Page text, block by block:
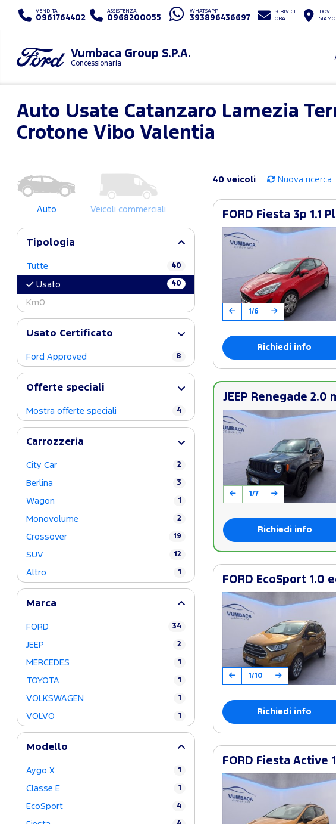
VENDITA
0961764402
ASSISTENZA
0968200055
WHATSAPP
393896436697
SCRIVICI
ORA
DOVE
SIAMO
Vumbaca Group S.P.A.
Concessionaria
Auto Usate Catanzaro Lamezia
Crotone Vibo Valentia
Auto Veicoli commerciali
Tipologia
Tutte 40
Usato 40
Km0
Usato Certificato
Ford Approved 8
Offerte speciali
Mostra offerte speciali 4
Carrozzeria
City Car 2
Berlina 3
Wagon 1
Monovolume 2
Crossover 19
SUV 12
Altro 1
Marca
FORD 34
JEEP 2
MERCEDES 1
TOYOTA 1
VOLKSWAGEN 1
VOLVO 1
Modello
Aygo X 1
Classe E 1
EcoSport 4
40 veicoli Nuova ricerca
FORD Fiesta 3p 1.1
1/6
Richiedi info
JEEP Renegade 2.0
1/7
Richiedi info
FORD EcoSport 1.0
1/10
Richiedi info
FORD Fiesta Active